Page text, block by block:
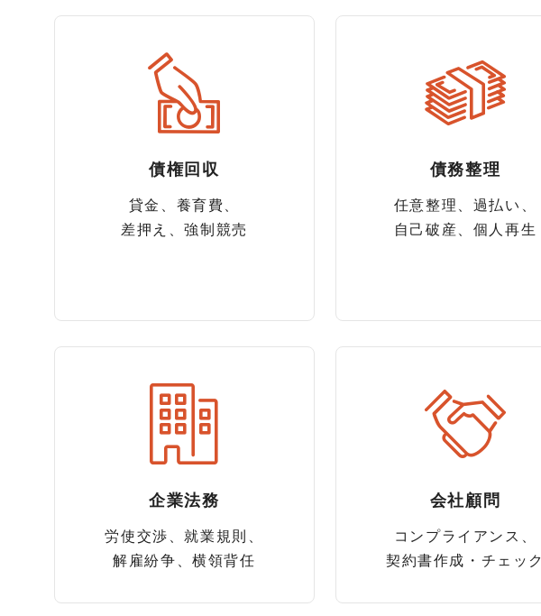
債権回収
貸金、養育費、
差押え、強制競売
債務整理
任意整理、過払い、
自己破産、個人再生
企業法務
労使交渉、就業規則、
解雇紛争、横領背任
会社顧問
コンプライアンス、
契約書作成・チェック